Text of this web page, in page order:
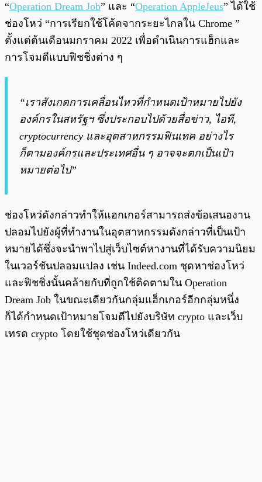
“Operation Dream Job” และ “Operation AppleJeus” ได้ใช้
ช่องโหว่ “การเรียกใช้โค้ดจากระยะไกลใน Chrome ”
ตั้งแต่ต้นเดือนมกราคม 2022 เพื่อดำเนินการแฮ็กและ
การโจมตีแบบฟิชชิ่งต่าง ๆ
“เราสังเกตการเคลื่อนไหวที่กำหนดเป้าหมายไปยัง
องค์กรในสหรัฐฯ ซึ่งประกอบไปด้วยสื่อข่าว, ไอที,
cryptocurrency และอุตสาหกรรมฟินเทค อย่างไร
ก็ตามองค์กรและประเทศอื่น ๆ อาจจะตกเป็นเป้า
หมายต่อไป”
ช่องโหว่ดังกล่าวทำให้แฮกเกอร์สามารถส่งข้อเสนองาน
ปลอมไปยังผู้ที่ทำงานในอุตสาหกรรมดังกล่าวที่เป็นเป้า
หมายได้ซึ่งจะนำพาไปสู่เว็บไซต์หางานที่ได้รับความนิยม
ในเวอร์ชันปลอมแปลง เช่น Indeed.com ชุดหาช่องโหว่
และฟิชชิ่งนั้นคล้ายกับที่ถูกใช้ติดตามใน Operation
Dream Job ในขณะเดียวกันกลุ่มแฮ็กเกอร์อีกกลุ่มหนึ่ง
ก็ได้กำหนดเป้าหมายโจมตีไปยังบริษัท crypto และเว็บ
เทรด crypto โดยใช้ชุดช่องโหว่เดียวกัน